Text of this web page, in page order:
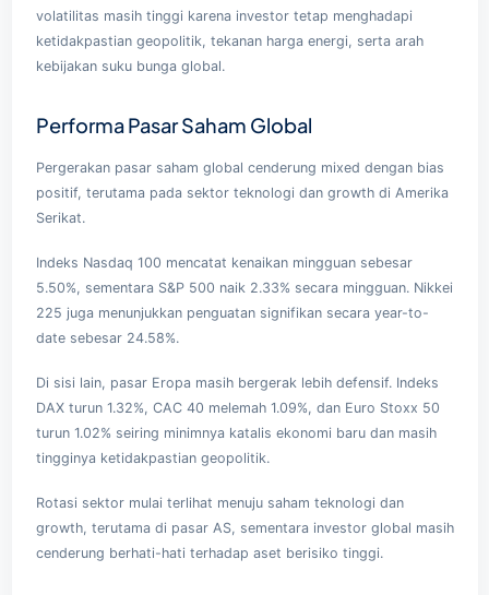
volatilitas masih tinggi karena investor tetap menghadapi
ketidakpastian geopolitik, tekanan harga energi, serta arah
kebijakan suku bunga global.
Performa Pasar Saham Global
Pergerakan pasar saham global cenderung mixed dengan bias
positif, terutama pada sektor teknologi dan growth di Amerika
Serikat.
Indeks Nasdaq 100 mencatat kenaikan mingguan sebesar
5.50%, sementara S&P 500 naik 2.33% secara mingguan. Nikkei
225 juga menunjukkan penguatan signifikan secara year-to-
date sebesar 24.58%.
Di sisi lain, pasar Eropa masih bergerak lebih defensif. Indeks
DAX turun 1.32%, CAC 40 melemah 1.09%, dan Euro Stoxx 50
turun 1.02% seiring minimnya katalis ekonomi baru dan masih
tingginya ketidakpastian geopolitik.
Rotasi sektor mulai terlihat menuju saham teknologi dan
growth, terutama di pasar AS, sementara investor global masih
cenderung berhati-hati terhadap aset berisiko tinggi.